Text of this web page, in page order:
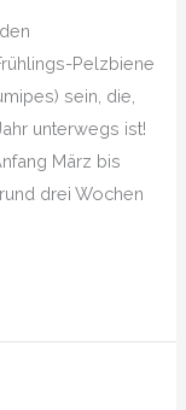
Pelzbiene
sein, die,
unterwegs ist!
März bis
drei Wochen